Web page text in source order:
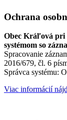
Ochrana
Obec Kráľová pri
systémom so
Spracovanie
2016/679, čl. 6
Správca systému:
Viac informácií